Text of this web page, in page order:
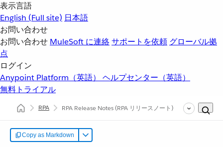
表示言語
English (Full site) 日本語
お問い合わせ
お問い合わせ MuleSoft に連絡サポートを依頼 グローバル拠
点
ログイン
Anypoint Platform（英語） ヘルプセンター（英語）
無料トライアル
RPA RPA Release Notes (RPA リリースノート)
Copy as Markdown